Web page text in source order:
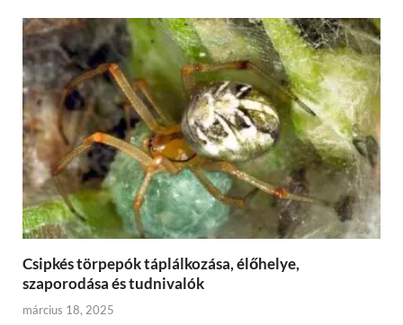
Csipkés törpepók táplálkozása, élőhelye,
szaporodása és tudnivalók
március 18, 2025